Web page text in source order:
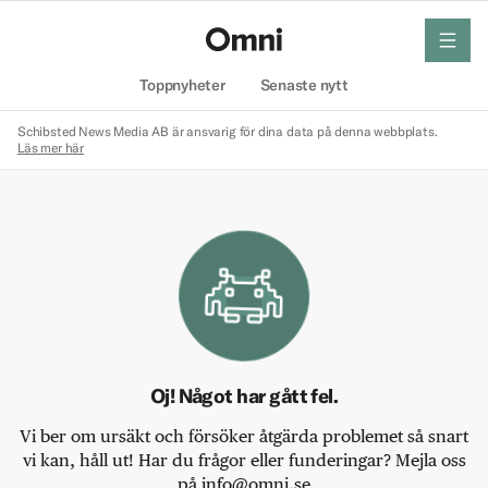
Toppnyheter Senaste nytt
meny
Schibsted News Media AB är ansvarig för dina data på denna webbplats.
Läs mer här
Oj! Något har gått fel.
Vi ber om ursäkt och försöker åtgärda problemet så snart
vi kan, håll ut! Har du frågor eller funderingar? Mejla oss